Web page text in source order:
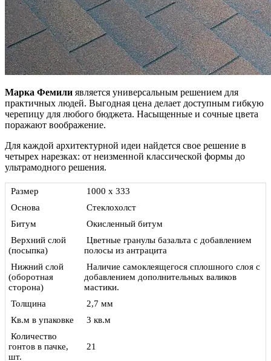
Марка Фемили является универсальным решением для
практичных людей. Выгодная цена делает доступным гибкую
черепицу для любого бюджета. Насыщенные и сочные цвета
поражают воображение.
Для каждой архитектурной идеи найдется свое решение в
четырех нарезках: от неизменной классической формы до
ультрамодного решения.
Размер
1000 х 333
Основа
Стеклохолст
Битум
Окисленный битум
Верхний слой
(посыпка)
Цветные гранулы базальта с добавлением
полосы из антрацита
Нижний слой
(оборотная
сторона)
Наличие самоклеящегося сплошного слоя с
добавлением дополнительных валиков
мастики.
Толщина
2,7 мм
Кв.м в упаковке
3 кв.м
Количество
гонтов в пачке,
шт.
21